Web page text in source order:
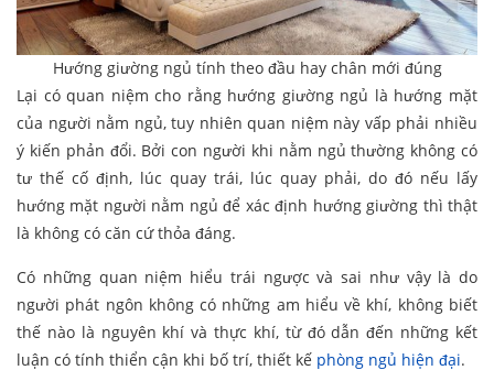
Hướng giường ngủ tính theo đầu hay chân mới đúng
Lại có quan niệm cho rằng hướng giường ngủ là hướng mặt
của người nằm ngủ, tuy nhiên quan niệm này vấp phải nhiều
ý kiến phản đổi. Bởi con người khi nằm ngủ thường không có
tư thế cố định, lúc quay trái, lúc quay phải, do đó nếu lấy
hướng mặt người nằm ngủ để xác định hướng giường thì thật
là không có căn cứ thỏa đáng.
Có những quan niệm hiểu trái ngược và sai như vậy là do
người phát ngôn không có những am hiểu về khí, không biết
thế nào là nguyên khí và thực khí, từ đó dẫn đến những kết
luận có tính thiển cận khi bố trí, thiết kế phòng ngủ hiện đại.